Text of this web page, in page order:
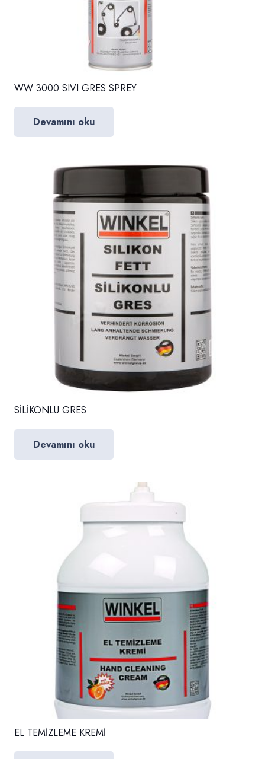
WW 3000 SIVI GRES SPREY
Devamını oku
SİLİKONLU GRES
Devamını oku
EL TEMİZLEME KREMİ